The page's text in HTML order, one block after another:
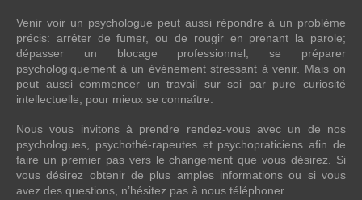
Venir voir un psychologue peut aussi répondre à un problème
précis: arrêter de fumer, ou de rougir en prenant la parole;
dépasser un blocage professionnel; se préparer
psychologiquement à un événement stressant à venir. Mais on
peut aussi commencer un travail sur soi par pure curiosité
intellectuelle, pour mieux se connaître.
Nous vous invitons à prendre rendez-vous avec un de nos
psychologues, psychothé-rapeutes et psychopraticiens afin de
faire un premier pas vers le changement que vous désirez. Si
vous désirez obtenir de plus amples informations ou si vous
avez des questions, n’hésitez pas à nous téléphoner.